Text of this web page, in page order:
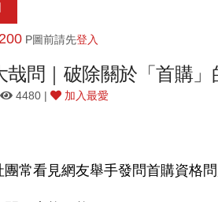
P圖前請先登入
哉問｜破除關於「首購
4480 | 加入最愛
團常看見網友舉手發問首購資格